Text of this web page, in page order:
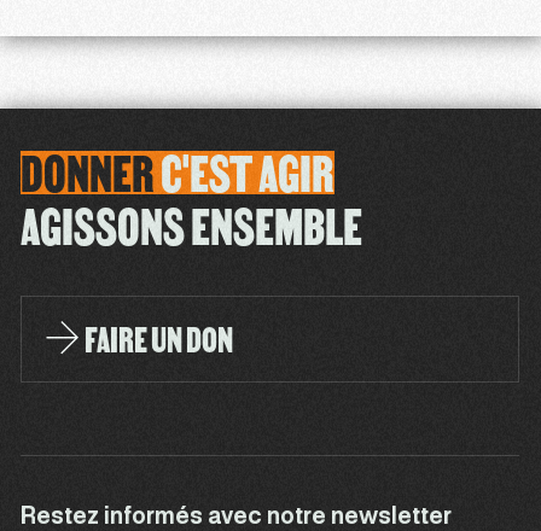
DONNERC'ESTAGIR
AGISSONS ENSEMBLE
FAIRE UN DON
Restez informés avec notre newsletter